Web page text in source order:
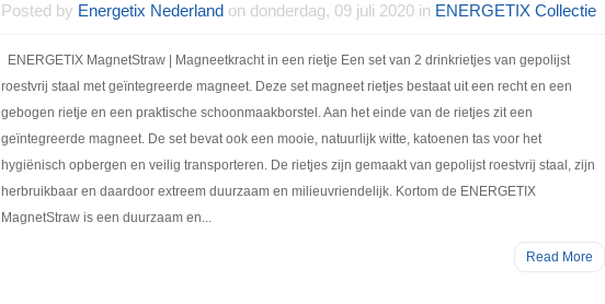
Posted by Energetix Nederland on donderdag, 09 juli 2020 in ENERGETIX Collectie
ENERGETIX MagnetStraw | Magneetkracht in een rietje Een set van 2 drinkrietjes van gepolijst
roestvrij staal met geïntegreerde magneet. Deze set magneet rietjes bestaat uit een recht en een
gebogen rietje en een praktische schoonmaakborstel. Aan het einde van de rietjes zit een
geïntegreerde magneet. De set bevat ook een mooie, natuurlijk witte, katoenen tas voor het
hygiënisch opbergen en veilig transporteren. De rietjes zijn gemaakt van gepolijst roestvrij staal, zijn
herbruikbaar en daardoor extreem duurzaam en milieuvriendelijk. Kortom de ENERGETIX
MagnetStraw is een duurzaam en...
Read More